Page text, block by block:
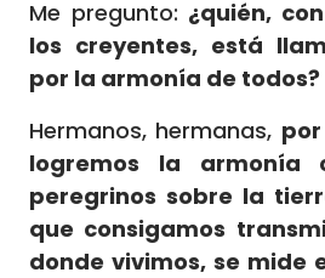
Me pregunto: ¿quién,
los creyentes, está
por la armonía de todos?
Hermanos, hermanas, por
logremos la armonía
peregrinos sobre la
que consigamos
donde vivimos, se mide